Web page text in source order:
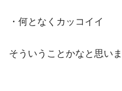
・何となくカッコイイ
そういうことかなと思いま